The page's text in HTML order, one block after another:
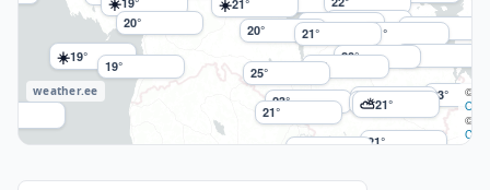
21°
21°
19°
☀️19°
21° 23°
20° 21°
21°
20° 21°
21°
21°
21°
☀️20°
20°
23°
25°
21°
21°
21°
⛅21°
©
OSM
©
weather.ee